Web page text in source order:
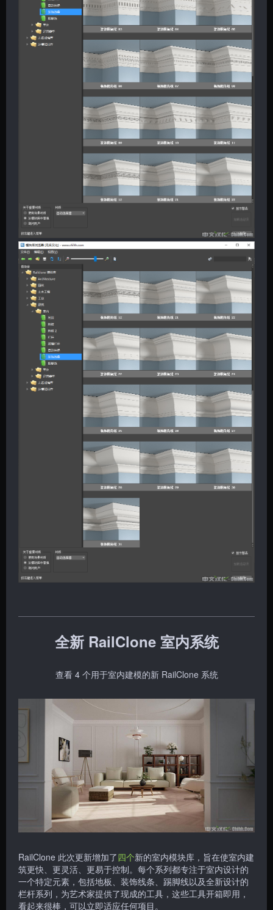
全新 RailClone 室内系统
查看 4 个用于室内建模的新 RailClone 系统
RailClone 此次更新增加了四个新的室内模块库，旨在使室内建
筑更快、更灵活、更易于控制。每个系列都专注于室内设计的
一个特定元素，包括地板、装饰线条、踢脚线以及全新设计的
栏杆系列，为艺术家提供了现成的工具，这些工具开箱即用，
看起来很棒，可以立即适应任何项目。